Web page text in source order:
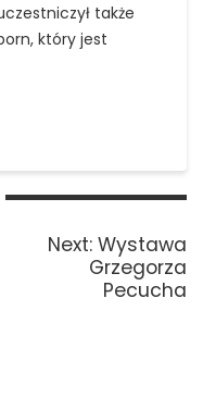
także
który jest
Next: Next
post:
Wystawa
Grzegorza
Pecucha